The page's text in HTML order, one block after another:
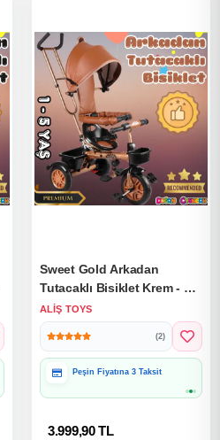
Sweet Gold Arkadan
Tutacaklı Bisiklet Krem - Üç
Tekerli İtmeli Bisiklet -
Ebeveyn Kontröllü Bisiklet
Bebek Bisikleti
ALIŞ TOYS
(2)
Hediye Paketine Uygun
3.999,90 TL